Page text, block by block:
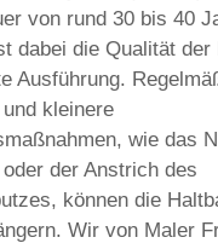
von rund 30 bis 40
dabei die Qualität der
Ausführung.
kleinere
wie das
der Anstrich des
können die
Wir von Maler